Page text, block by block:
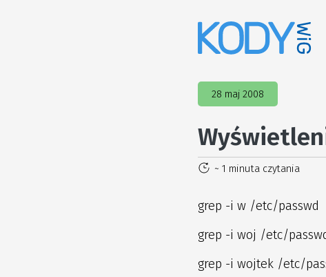
28 maj 2008
~ 1 minuta czytania
grep -i w /etc/passwd
grep -i woj /etc/
grep -i wojtek /etc/